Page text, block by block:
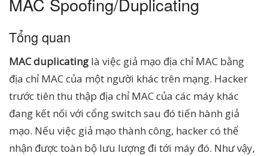
Tổng quan
MAC duplicating là việc giả mạo địa chỉ MAC bằng
địa chỉ MAC của một người khác trên mạng. Hacker
trước tiên thu thập địa chỉ MAC của các máy khác
đang kết nối với cổng switch sau đó tiến hành giả
mạo. Nếu việc giả mạo thành công, hacker có thể
nhận được toàn bộ lưu lượng đi tới máy đó. Như vậy,